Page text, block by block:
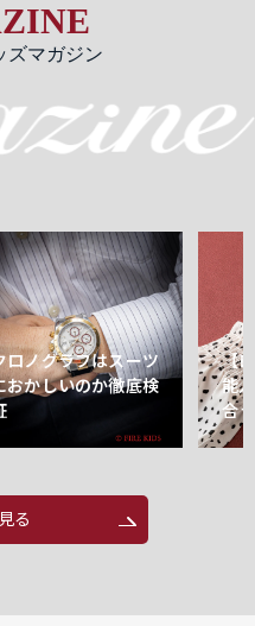
ズマガジン
ロノグラフはスーツ
おかしいのか徹底検
【
能
合
る